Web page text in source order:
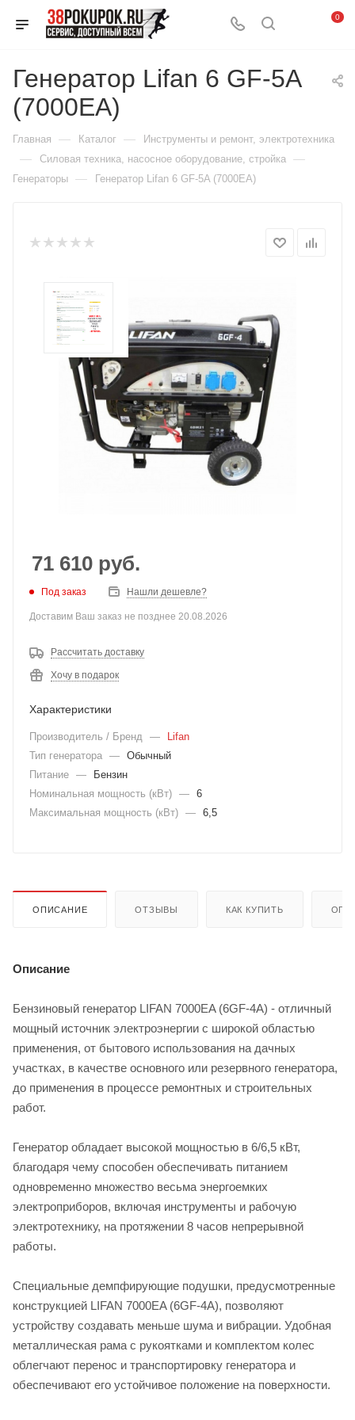
0
Генератор Lifan 6 GF-5A
(7000EA)
Главная — Каталог — Инструменты и ремонт, электротехника
— Силовая техника, насосное оборудование, стройка —
Генераторы — Генератор Lifan 6 GF-5A (7000EA)
71 610 руб.
Под заказ Нашли дешевле?
Доставим Ваш заказ не позднее 20.08.2026
Рассчитать доставку
Хочу в подарок
Характеристики
Производитель / Бренд —
Lifan
Тип генератора — Обычный
Питание —
Бензин
Номинальная мощность (кВт) — 6
Максимальная мощность (кВт) — 6,5
ОПИСАНИЕ ОТЗЫВЫ КАК КУПИТЬ
Описание
Бензиновый генератор LIFAN 7000EA (6GF-4A) - отличный
мощный источник электроэнергии с широкой областью
применения, от бытового использования на дачных
участках, в качестве основного или резервного генератора,
до применения в процессе ремонтных и строительных
работ.
Генератор обладает высокой мощностью в 6/6,5 кВт,
благодаря чему способен обеспечивать питанием
одновременно множество весьма энергоемких
электроприборов, включая инструменты и рабочую
электротехнику, на протяжении 8 часов непрерывной
работы.
Специальные демпфирующие подушки, предусмотренные
конструкцией LIFAN 7000EA (6GF-4A), позволяют
устройству создавать меньше шума и вибрации. Удобная
металлическая рама с рукоятками и комплектом колес
облегчают перенос и транспортировку генератора и
обеспечивают его устойчивое положение на поверхности.